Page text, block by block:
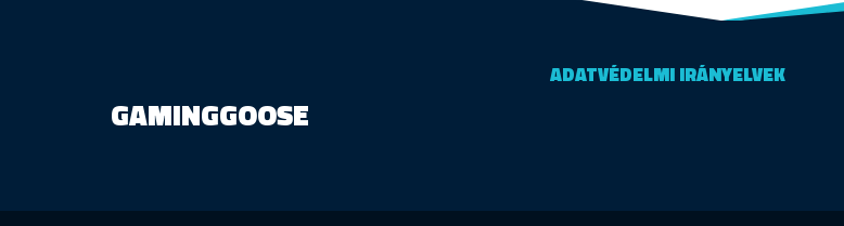
GAMINGGOOSE
ADATVÉDELMI IRÁNYELVEK